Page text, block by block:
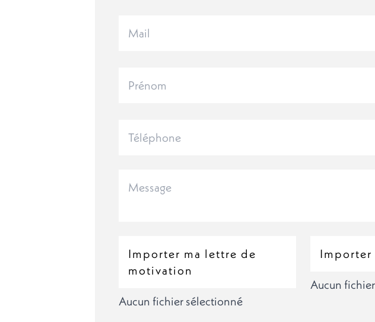
Importer ma lettre de
motivation
Aucun fichier sélectionné
Importer
Aucun